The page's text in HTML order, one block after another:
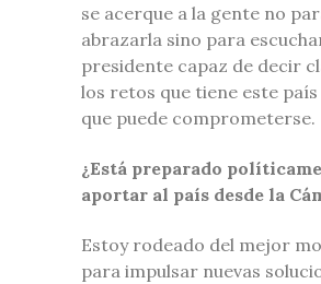
se acerque a la gente no
abrazarla sino para
presidente capaz de decir
los retos que tiene este país
que puede comprometerse.
¿Está preparado
aportar al país desde la
Estoy rodeado del mejor
para impulsar nuevas